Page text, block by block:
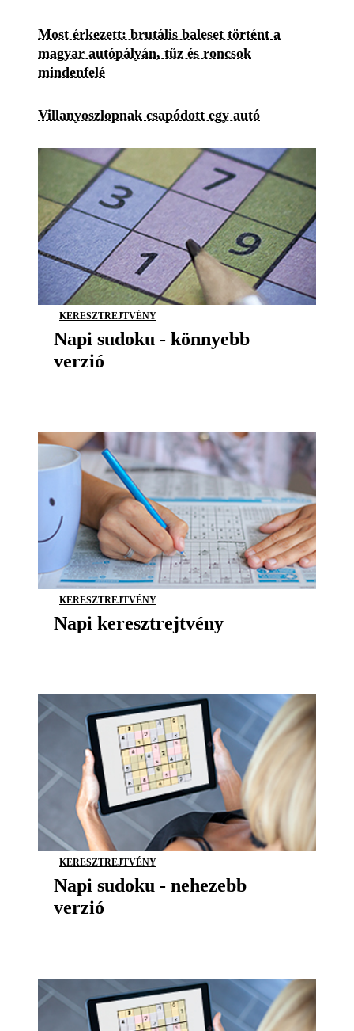
Most érkezett: brutális baleset történt a
magyar autópályán, tűz és roncsok
mindenfelé
Villanyoszlopnak csapódott egy autó
KERESZTREJTVÉNY
Napi sudoku - könnyebb
verzió
KERESZTREJTVÉNY
Napi keresztrejtvény
KERESZTREJTVÉNY
Napi sudoku - nehezebb
verzió